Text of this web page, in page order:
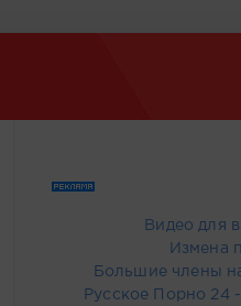
Видео для
Измена
Большие члены
Русское Порно 24